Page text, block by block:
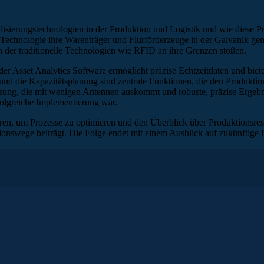
in der Produktion und Logistik und wie diese
ihre Warenträger und Flurförderzeuge in der Galvanik
traditionelle Technologien wie RFID an ihre Grenzen stoßen.
Asset Analytics Software ermöglicht präzise Echtzeitdaten und
die Kapazitätsplanung sind zentrale Funktionen, die den
die mit wenigen Antennen auskommt und robuste, präzise
Implementierung war.
um Prozesse zu optimieren und den Überblick über
beiträgt. Die Folge endet mit einem Ausblick auf
und wie sie Produktions- und Logistikprozesse komplett
Unternehmen in der Metallveredelung, das in der
Applikationen für industrielle Anwendungen. Wir werden
ist, welche spezifischen Use Cases für Jentner von
ihr wissen wollt, wie moderne Technologien die Industrie